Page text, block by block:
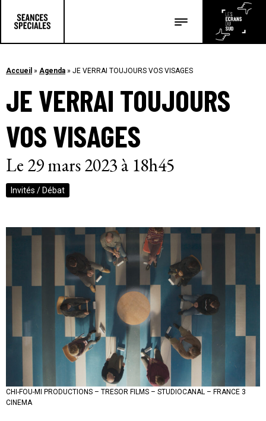
Les articles
Accueil » Agenda » JE VERRAI TOUJOURS VOS VISAGES
JE VERRAI TOUJOURS
VOS VISAGES
Le 29 mars 2023 à 18h45
Invités / Débat
CHI-FOU-MI PRODUCTIONS – TRESOR FILMS – STUDIOCANAL – FRANCE 3
CINEMA
CHI-FOU-MI PRODUCTIONS – TRESOR FILMS – STUDIOCANAL – FRANCE 3
CINEMA
CHI-FOU-MI PRODUCTIONS – TRESOR FILMS – STUDIOCANAL – FRANCE 3
CINEMA